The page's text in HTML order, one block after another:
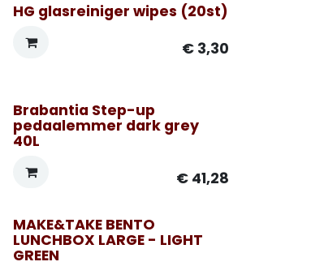
HG glasreiniger wipes (20st)
€ 3,30
Brabantia Step-up
pedaalemmer dark grey
40L
€ 41,28
MAKE&TAKE BENTO
LUNCHBOX LARGE - LIGHT
GREEN